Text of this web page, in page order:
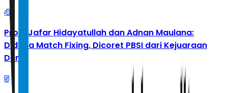
4
Profil Jafar Hidayatullah dan Adnan Maulana:
Diduga Match Fixing, Dicoret PBSI dari Kejuaraan
Dunia
5